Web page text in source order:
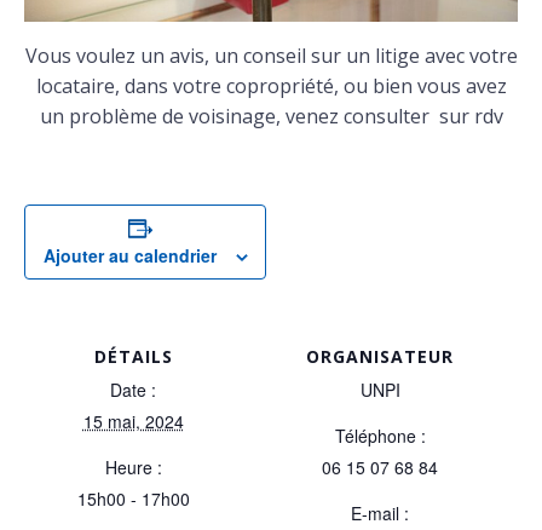
Vous voulez un avis, un conseil sur un litige avec votre
locataire, dans votre copropriété, ou bien vous avez
un problème de voisinage, venez consulter sur rdv
Ajouter au calendrier
DÉTAILS
Date :
15 mai, 2024
Heure :
15h00 - 17h00
ORGANISATEUR
UNPI
Téléphone :
06 15 07 68 84
E-mail :